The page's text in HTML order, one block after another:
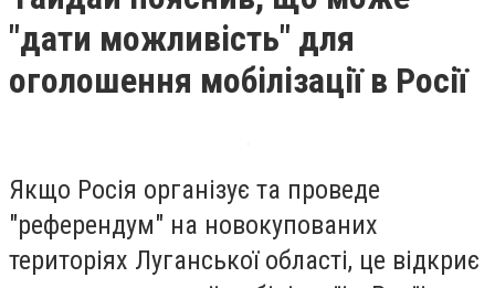
"дати можливість" для
оголошення мобілізації в Росії
Якщо Росія організує та проведе
"референдум" на новокупованих
територіях Луганської області, це відкриє